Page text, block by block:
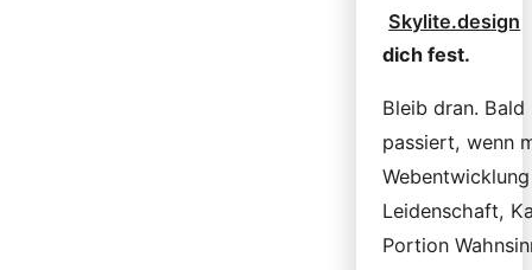
Skylite.design
dich fest.
Bleib dran.
passiert, wenn
Leidenschaft,
Portion